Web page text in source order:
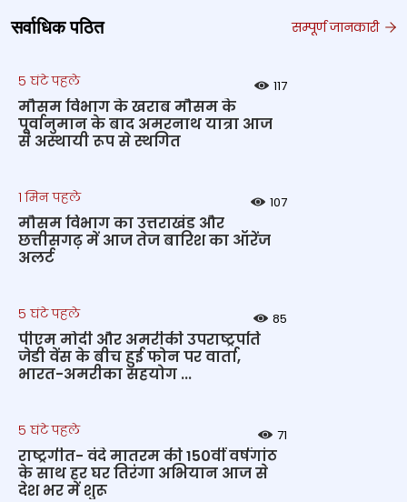
सर्वाधिक पठित सम्पूर्ण जानकारी
5 घंटे पहले 117
मौसम विभाग के खराब मौसम के
पूर्वानुमान के बाद अमरनाथ यात्रा आज
से अस्थायी रूप से स्थगित
1 मिन पहले 107
मौसम विभाग का उत्तराखंड और
छत्तीसगढ़ में आज तेज बारिश का ऑरेंज
अलर्ट
5 घंटे पहले 85
पीएम मोदी और अमरीकी उपराष्ट्रपति
जेडी वेंस के बीच हुई फोन पर वार्ता,
भारत-अमरीका सहयोग ...
5 घंटे पहले 71
राष्ट्रगीत- वंदे मातरम की 150वीं वर्षगांठ
के साथ हर घर तिरंगा अभियान आज से
देश भर में शुरू